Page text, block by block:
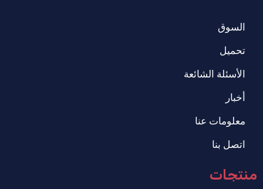
السوق
تحميل
الأسئلة الشائعة
أخبار
معلومات عنا
اتصل بنا
منتجات